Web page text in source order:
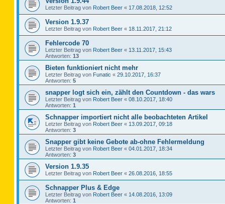
Letzter Beitrag von Robert Beer « 17.08.2018, 12:52
Version 1.9.37
Letzter Beitrag von Robert Beer « 18.11.2017, 21:12
Fehlercode 70
Letzter Beitrag von Robert Beer « 13.11.2017, 15:43
Antworten: 13
Bieten funktioniert nicht mehr
Letzter Beitrag von Funatic « 29.10.2017, 16:37
Antworten: 5
snapper logt sich ein, zählt den Countdown - das wars
Letzter Beitrag von Robert Beer « 08.10.2017, 18:40
Antworten: 1
Schnapper importiert nicht alle beobachteten Artikel
Letzter Beitrag von Robert Beer « 13.09.2017, 09:18
Antworten: 3
Snapper gibt keine Gebote ab-ohne Fehlermeldung
Letzter Beitrag von Robert Beer « 04.01.2017, 18:34
Antworten: 3
Version 1.9.35
Letzter Beitrag von Robert Beer « 26.08.2016, 18:55
Schnapper Plus & Edge
Letzter Beitrag von Robert Beer « 14.08.2016, 13:09
Antworten: 1